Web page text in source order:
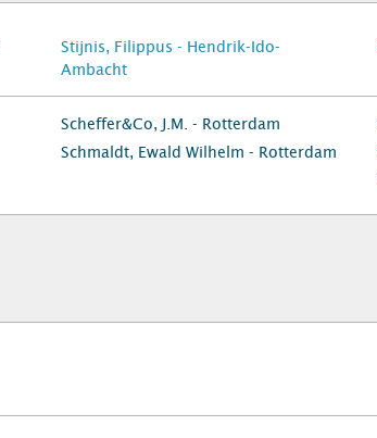
Stijnis, Filippus - Hendrik-Ido-
Ambacht
Scheffer&Co, J.M. - Rotterdam
Schmaldt, Ewald Wilhelm - Rotterdam